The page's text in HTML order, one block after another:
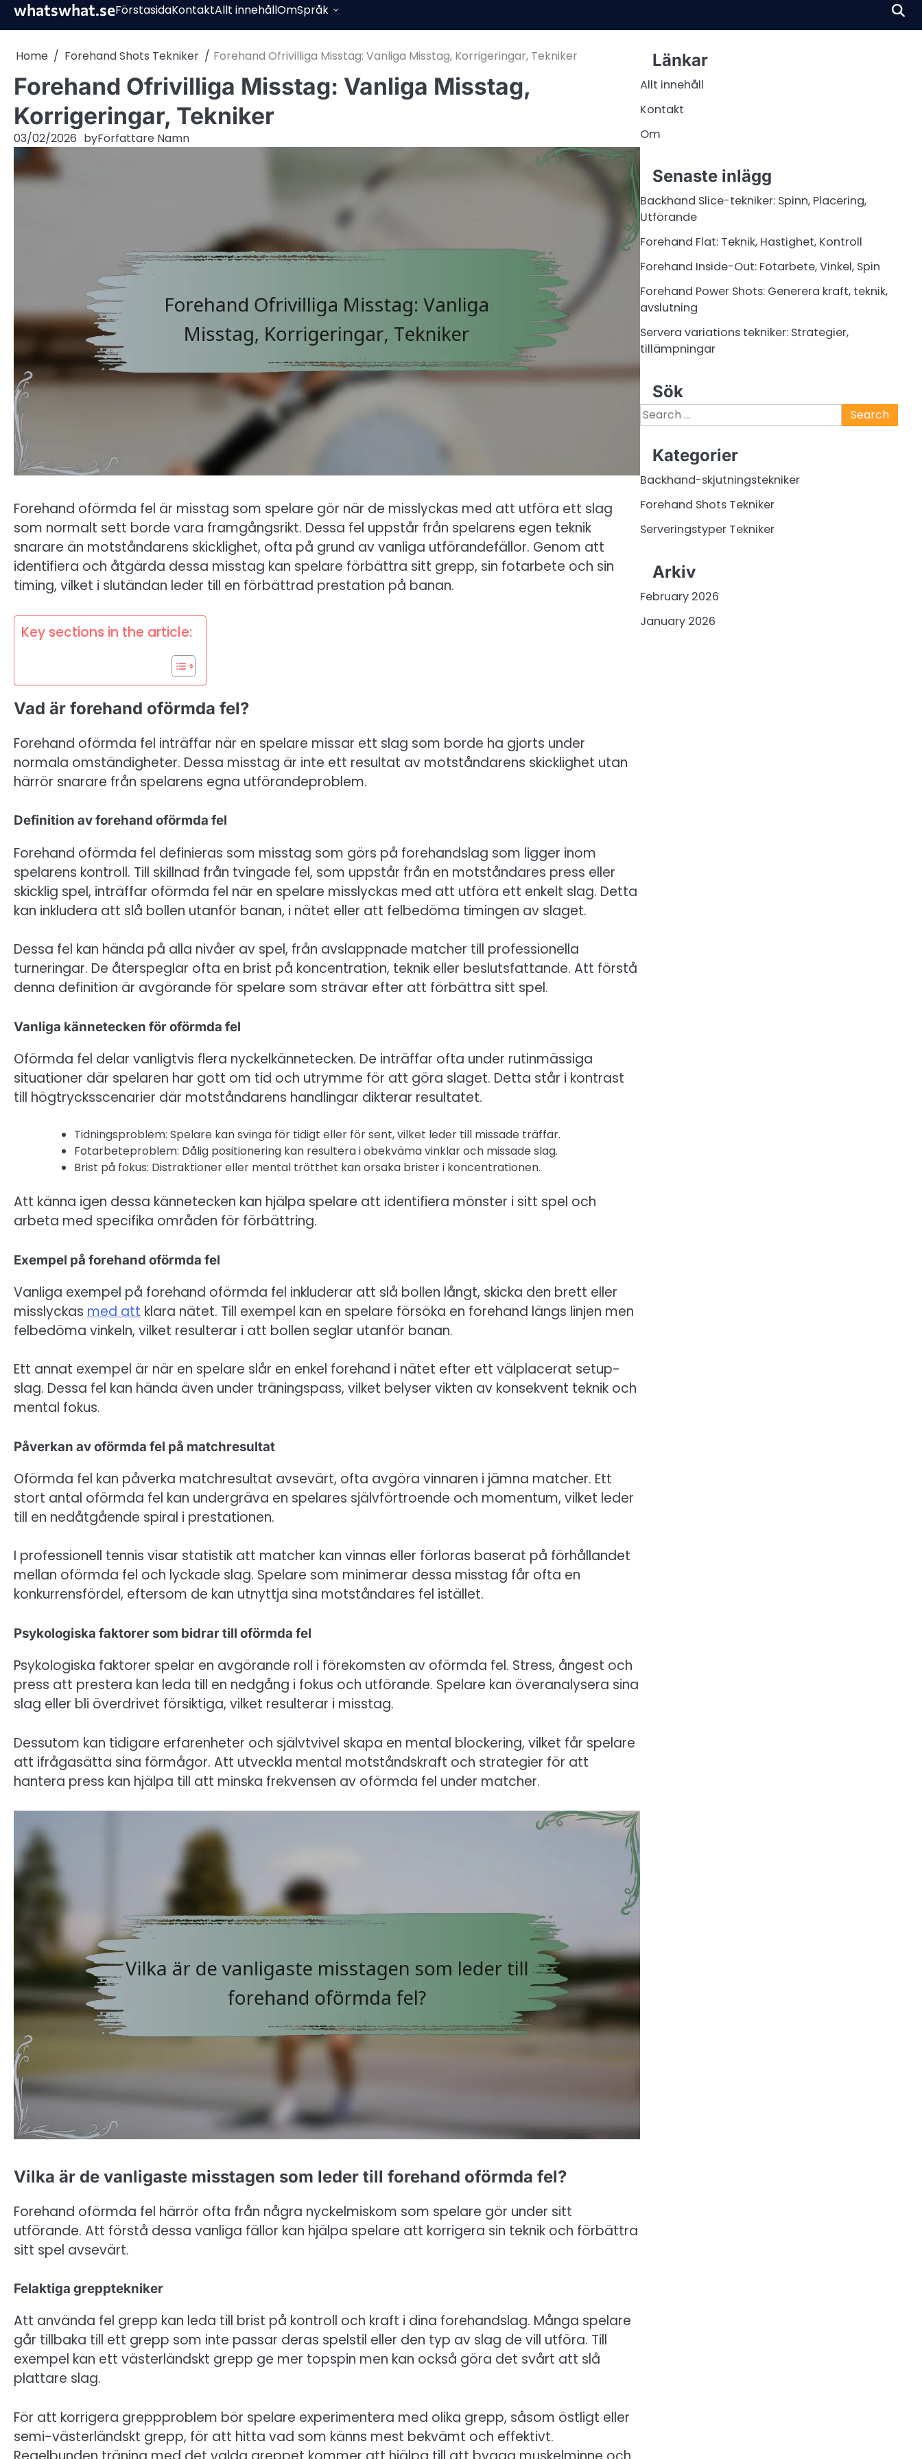
Skipwhatswhat.seFörstasidaKontaktAllt innehållOmSpråk
Home Forehand Shots Tekniker Forehand Ofrivilliga Misstag: Vanliga Misstag, Korrigeringar, Tekniker
Forehand Ofrivilliga Misstag: Vanliga Misstag,
Korrigeringar, Tekniker
03/02/2026 byFörfattare Namn
Forehand oförmda fel är misstag som spelare gör när de misslyckas med att utföra ett slag
som normalt sett borde vara framgångsrikt. Dessa fel uppstår från spelarens egen teknik
snarare än motståndarens skicklighet, ofta på grund av vanliga utförandefällor. Genom att
identifiera och åtgärda dessa misstag kan spelare förbättra sitt grepp, sin fotarbete och sin
timing, vilket i slutändan leder till en förbättrad prestation på banan.
Key sections in the article:
Vad är forehand oförmda fel?
Forehand oförmda fel inträffar när en spelare missar ett slag som borde ha gjorts under
normala omständigheter. Dessa misstag är inte ett resultat av motståndarens skicklighet utan
härrör snarare från spelarens egna utförandeproblem.
Definition av forehand oförmda fel
Forehand oförmda fel definieras som misstag som görs på forehandslag som ligger inom
spelarens kontroll. Till skillnad från tvingade fel, som uppstår från en motståndares press eller
skicklig spel, inträffar oförmda fel när en spelare misslyckas med att utföra ett enkelt slag. Detta
kan inkludera att slå bollen utanför banan, i nätet eller att felbedöma timingen av slaget.
Dessa fel kan hända på alla nivåer av spel, från avslappnade matcher till professionella
turneringar. De återspeglar ofta en brist på koncentration, teknik eller beslutsfattande. Att förstå
denna definition är avgörande för spelare som strävar efter att förbättra sitt spel.
Vanliga kännetecken för oförmda fel
Oförmda fel delar vanligtvis flera nyckelkännetecken. De inträffar ofta under rutinmässiga
situationer där spelaren har gott om tid och utrymme för att göra slaget. Detta står i kontrast
till högtrycksscenarier där motståndarens handlingar dikterar resultatet.
Tidningsproblem: Spelare kan svinga för tidigt eller för sent, vilket leder till missade träffar.
Fotarbeteproblem: Dålig positionering kan resultera i obekväma vinklar och missade slag.
Brist på fokus: Distraktioner eller mental trötthet kan orsaka brister i koncentrationen.
Att känna igen dessa kännetecken kan hjälpa spelare att identifiera mönster i sitt spel och
arbeta med specifika områden för förbättring.
Exempel på forehand oförmda fel
Vanliga exempel på forehand oförmda fel inkluderar att slå bollen långt, skicka den brett eller
misslyckas med att klara nätet. Till exempel kan en spelare försöka en forehand längs linjen men
felbedöma vinkeln, vilket resulterar i att bollen seglar utanför banan.
Ett annat exempel är när en spelare slår en enkel forehand i nätet efter ett välplacerat setup-
slag. Dessa fel kan hända även under träningspass, vilket belyser vikten av konsekvent teknik och
mental fokus.
Påverkan av oförmda fel på matchresultat
Oförmda fel kan påverka matchresultat avsevärt, ofta avgöra vinnaren i jämna matcher. Ett
stort antal oförmda fel kan undergräva en spelares självförtroende och momentum, vilket leder
till en nedåtgående spiral i prestationen.
I professionell tennis visar statistik att matcher kan vinnas eller förloras baserat på förhållandet
mellan oförmda fel och lyckade slag. Spelare som minimerar dessa misstag får ofta en
konkurrensfördel, eftersom de kan utnyttja sina motståndares fel istället.
Psykologiska faktorer som bidrar till oförmda fel
Psykologiska faktorer spelar en avgörande roll i förekomsten av oförmda fel. Stress, ångest och
press att prestera kan leda till en nedgång i fokus och utförande. Spelare kan överanalysera sina
slag eller bli överdrivet försiktiga, vilket resulterar i misstag.
Dessutom kan tidigare erfarenheter och självtvivel skapa en mental blockering, vilket får spelare
att ifrågasätta sina förmågor. Att utveckla mental motståndskraft och strategier för att
hantera press kan hjälpa till att minska frekvensen av oförmda fel under matcher.
Vilka är de vanligaste misstagen som leder till forehand oförmda fel?
Forehand oförmda fel härrör ofta från några nyckelmiskom som spelare gör under sitt
utförande. Att förstå dessa vanliga fällor kan hjälpa spelare att korrigera sin teknik och förbättra
sitt spel avsevärt.
Felaktiga grepptekniker
Att använda fel grepp kan leda till brist på kontroll och kraft i dina forehandslag. Många spelare
går tillbaka till ett grepp som inte passar deras spelstil eller den typ av slag de vill utföra. Till
exempel kan ett västerländskt grepp ge mer topspin men kan också göra det svårt att slå
plattare slag.
För att korrigera greppproblem bör spelare experimentera med olika grepp, såsom östligt eller
semi-västerländskt grepp, för att hitta vad som känns mest bekvämt och effektivt.
Länkar
Allt innehåll
Kontakt
Om
Senaste inlägg
Backhand Slice-tekniker: Spinn, Placering,
Utförande
Forehand Flat: Teknik, Hastighet, Kontroll
Forehand Inside-Out: Fotarbete, Vinkel, Spin
Forehand Power Shots: Generera kraft, teknik,
avslutning
Servera variations tekniker: Strategier,
tillämpningar
Sök
Search
for:
Kategorier
Backhand-skjutningstekniker
Forehand Shots Tekniker
Serveringstyper Tekniker
Arkiv
February 2026
January 2026